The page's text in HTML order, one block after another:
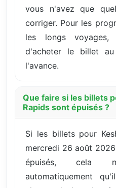
vous n'avez que
corriger. Pour les
les longs
d'acheter le billet
l'avance.
Que faire si les billets
Rapids sont épuisés ?
Si les billets pour
mercredi 26 août
épuisés, cela
automatiquement